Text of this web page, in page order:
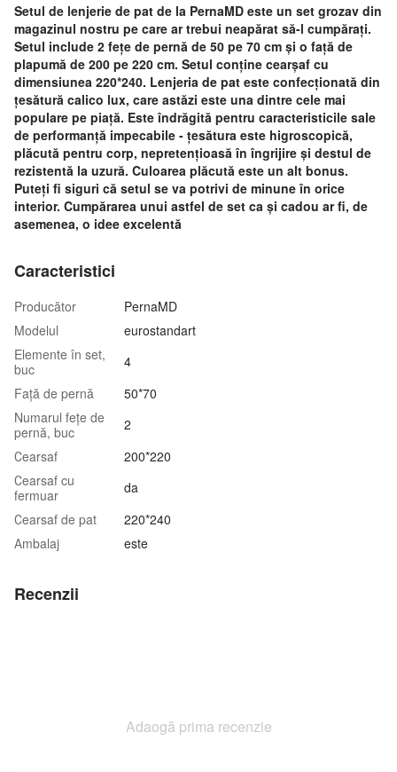
Setul de lenjerie de pat de la PernaMD este un set grozav din
magazinul nostru pe care ar trebui neapărat să-l cumpărați.
Setul include 2 fețe de pernă de 50 pe 70 cm și o față de
plapumă de 200 pe 220 cm. Setul conține cearșaf cu
dimensiunea 220*240. Lenjeria de pat este confecționată din
țesătură calico lux, care astăzi este una dintre cele mai
populare pe piață. Este îndrăgită pentru caracteristicile sale
de performanță impecabile - țesătura este higroscopică,
plăcută pentru corp, nepretențioasă în îngrijire și destul de
rezistentă la uzură. Culoarea plăcută este un alt bonus.
Puteți fi siguri că setul se va potrivi de minune în orice
interior. Cumpărarea unui astfel de set ca și cadou ar fi, de
asemenea, o idee excelentă
Caracteristici
Producător
PernaMD
Modelul
eurostandart
Elemente în set,
buc
4
Față de pernă
50*70
Numarul fețe de
pernă, buc
2
Сearsaf
200*220
Сearsaf cu
fermuar
da
Сearsaf de pat
220*240
Аmbalaj
este
Recenzii
Adaogă prima recenzie